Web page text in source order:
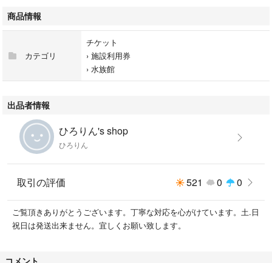
商品情報
カテゴリ
チケット
› 施設利用券
› 水族館
出品者情報
ひろりん's shop
ひろりん
取引の評価 521 0 0
ご覧頂きありがとうございます。丁寧な対応を心がけています。土.日
祝日は発送出来ません。宜しくお願い致します。